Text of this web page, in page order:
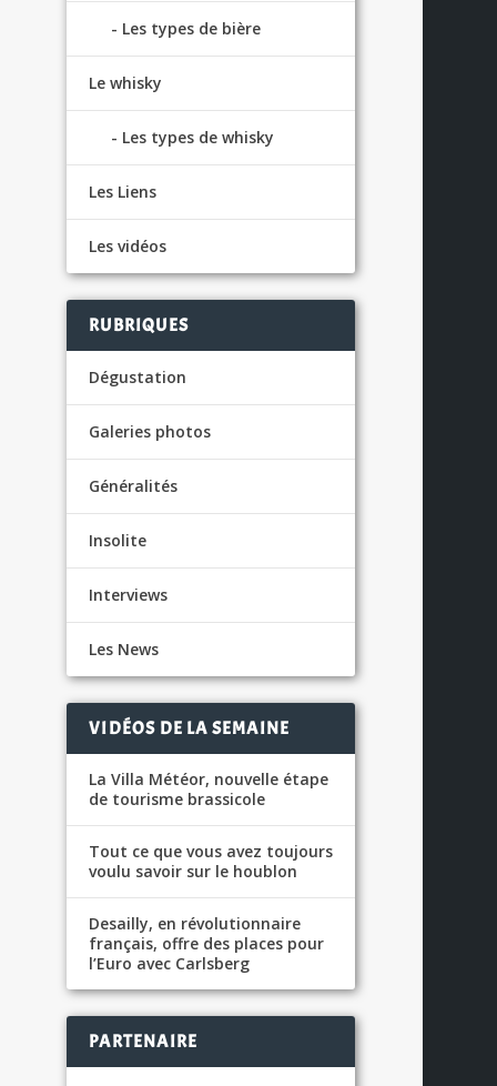
Les types de bière
Le whisky
Les types de whisky
Les Liens
Les vidéos
RUBRIQUES
Dégustation
Galeries photos
Généralités
Insolite
Interviews
Les News
VIDÉOS DE LA SEMAINE
La Villa Météor, nouvelle étape
de tourisme brassicole
Tout ce que vous avez toujours
voulu savoir sur le houblon
Desailly, en révolutionnaire
français, offre des places pour
l’Euro avec Carlsberg
PARTENAIRE